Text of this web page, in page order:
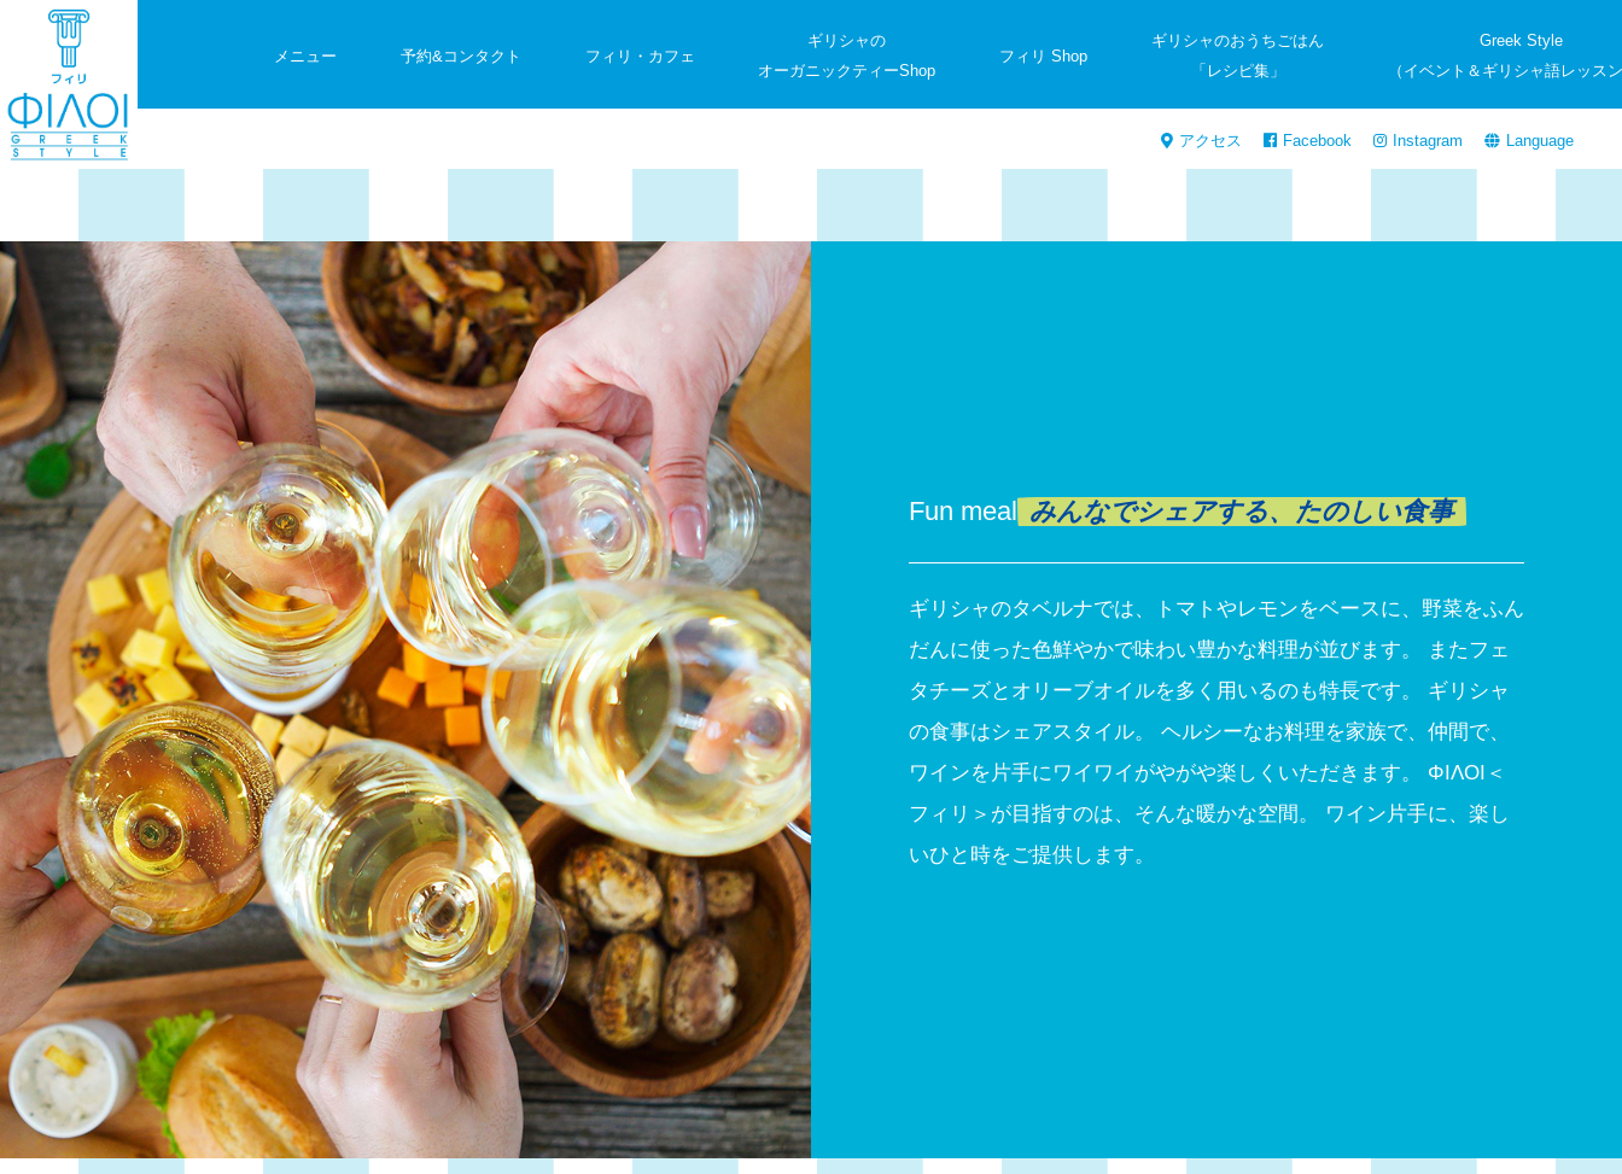
メニュー 予約&コンタクト フィリ・カフェ
ギリシャの
オーガニックティーShop
フィリ Shop
ギリシャのおうちごはん
「レシピ集」
Greek Style
（イベント＆ギリシャ語レッス
アクセス Facebook Instagram Language
Fun meal みんなでシェアする、たのしい食事
ギリシャのタベルナでは、トマトやレモンをベースに、野菜をふん
だんに使った色鮮やかで味わい豊かな料理が並びます。 またフェ
タチーズとオリーブオイルを多く用いるのも特長です。 ギリシャ
の食事はシェアスタイル。 ヘルシーなお料理を家族で、仲間で、
ワインを片手にワイワイがやがや楽しくいただきます。 ΦΙΛΟΙ＜
フィリ＞が目指すのは、そんな暖かな空間。 ワイン片手に、楽し
いひと時をご提供します。